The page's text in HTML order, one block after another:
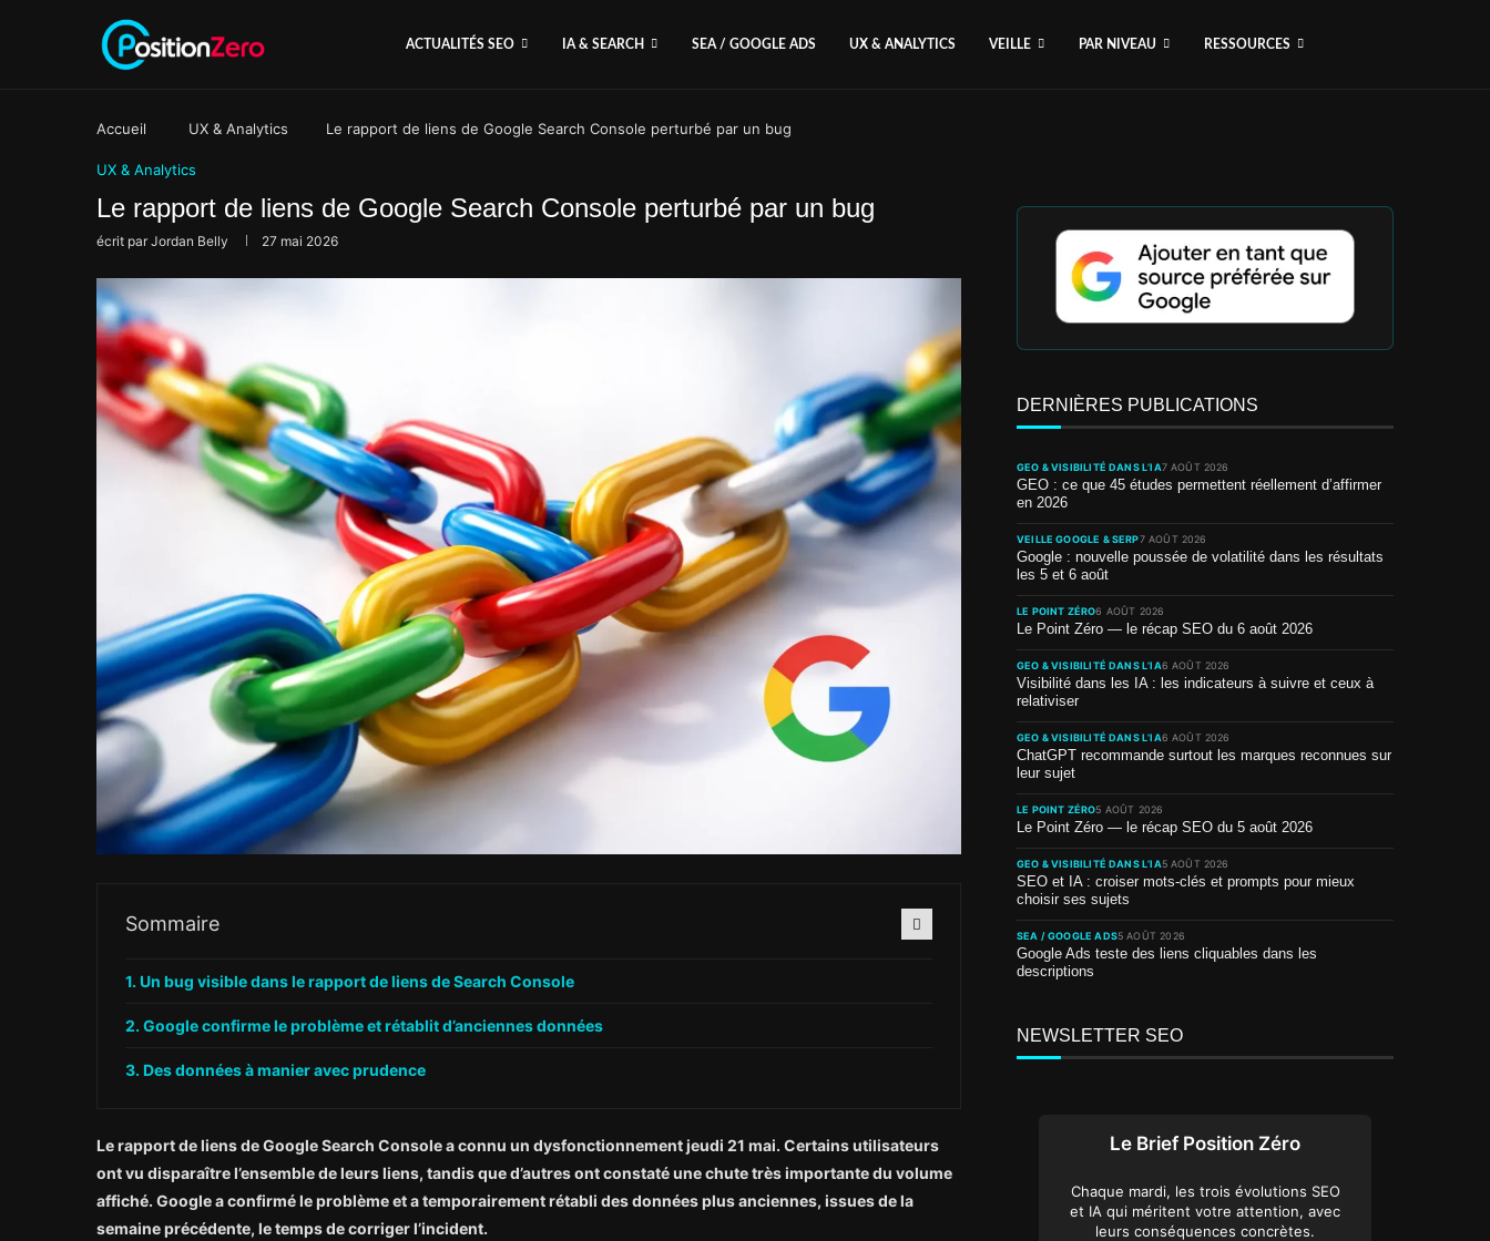
ACTUALITÉS SEO IA & SEARCH SEA / GOOGLE ADS UX & ANALYTICS VEILLE PAR NIVEAU RESSOURCES
Accueil UX & Analytics Le rapport de liens de Google Search Console perturbé par un bug
UX & Analytics
Le rapport de liens de Google Search Console perturbé par un bug
écrit parJordan Belly 27 mai 2026
Sommaire
Un bug visible dans le rapport de liens de Search Console
Google confirme le problème et rétablit d’anciennes données
Des données à manier avec prudence
Le rapport de liens de Google Search Console a connu un dysfonctionnement jeudi 21 mai. Certains utilisateurs
ont vu disparaître l’ensemble de leurs liens, tandis que d’autres ont constaté une chute très importante du volume
affiché. Google a confirmé le problème et a temporairement rétabli des données plus anciennes, issues de la
semaine précédente, le temps de corriger l’incident.
DERNIÈRES PUBLICATIONS
GEO & VISIBILITÉ DANS L’IA7 AOÛT 2026
GEO : ce que 45 études permettent réellement d’affirmer
en 2026
VEILLE GOOGLE & SERP7 AOÛT 2026
Google : nouvelle poussée de volatilité dans les résultats
les 5 et 6 août
LE POINT ZÉRO6 AOÛT 2026
Le Point Zéro — le récap SEO du 6 août 2026
GEO & VISIBILITÉ DANS L’IA6 AOÛT 2026
Visibilité dans les IA : les indicateurs à suivre et ceux à
relativiser
GEO & VISIBILITÉ DANS L’IA6 AOÛT 2026
ChatGPT recommande surtout les marques reconnues sur
leur sujet
LE POINT ZÉRO5 AOÛT 2026
Le Point Zéro — le récap SEO du 5 août 2026
GEO & VISIBILITÉ DANS L’IA5 AOÛT 2026
SEO et IA : croiser mots-clés et prompts pour mieux
choisir ses sujets
SEA / GOOGLE ADS5 AOÛT 2026
Google Ads teste des liens cliquables dans les
descriptions
NEWSLETTER SEO
Le Brief Position Zéro
Chaque mardi, les trois évolutions SEO
et IA qui méritent votre attention, avec
leurs conséquences concrètes.